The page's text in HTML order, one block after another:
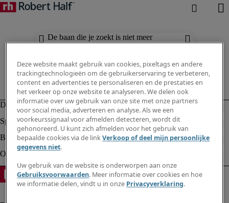
De baan die je zoekt is niet meer
beschikbaar. Zie vergelijkbare resultaten
Deze website maakt gebruik van cookies, pixeltags en andere
trackingtechnologieën om de gebruikerservaring te verbeteren,
content en advertenties te personaliseren en de prestaties en
het verkeer op onze website te analyseren. We delen ook
informatie over uw gebruik van onze site met onze partners
voor social media, adverteren en analyse. Als we een
voorkeurssignaal voor afmelden detecteren, wordt dit
gehonoreerd. U kunt zich afmelden voor het gebruik van
bepaalde cookies via de linkVerkoop of deel mijn persoonlijke
gegevens niet.
Uw gebruik van de website is onderworpen aan onze
Gebruiksvoorwaarden. Meer informatie over cookies en hoe
we informatie delen, vindt u in onze Privacyverklaring.